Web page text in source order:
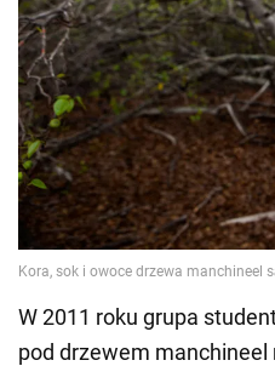
W 2011 roku grupa
pod drzewem